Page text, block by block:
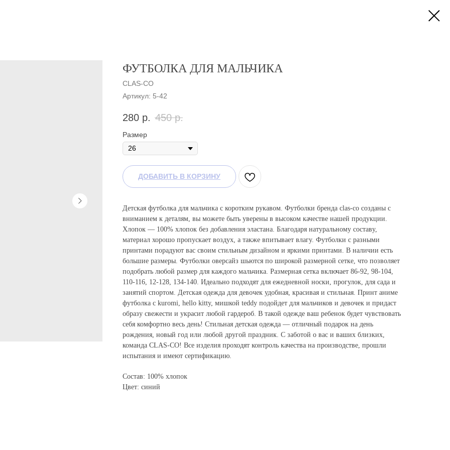
ФУТБОЛКА ДЛЯ МАЛЬЧИКА
CLAS-CO
Артикул: 5-42
280 р. 450 р.
Размер
ДОБАВИТЬ В КОРЗИНУ
Детская футболка для мальчика с коротким рукавом. Футболки бренда clas-co созданы с
вниманием к деталям, вы можете быть уверены в высоком качестве нашей продукции.
Хлопок — 100% хлопок без добавления эластана. Благодаря натуральному составу,
материал хорошо пропускает воздух, а также впитывает влагу. Футболки с разными
принтами порадуют вас своим стильным дизайном и яркими принтами. В наличии есть
большие размеры. Футболки оверсайз шьются по широкой размерной сетке, что позволяет
подобрать любой размер для каждого мальчика. Размерная сетка включает 86-92, 98-104,
110-116, 12-128, 134-140. Идеально подходят для ежедневной носки, прогулок, для сада и
занятий спортом. Детская одежда для девочек удобная, красивая и стильная. Принт аниме
футболка с kuromi, hello kitty, мишкой teddy подойдет для мальчиков и девочек и придаст
образу свежести и украсит любой гардероб. В такой одежде ваш ребенок будет чувствовать
себя комфортно весь день! Стильная детская одежда — отличный подарок на день
рождения, новый год или любой другой праздник. С заботой о вас и ваших близких,
команда CLAS-CO! Все изделия проходят контроль качества на производстве, прошли
испытания и имеют сертификацию.
Состав: 100% хлопок
Цвет: синий